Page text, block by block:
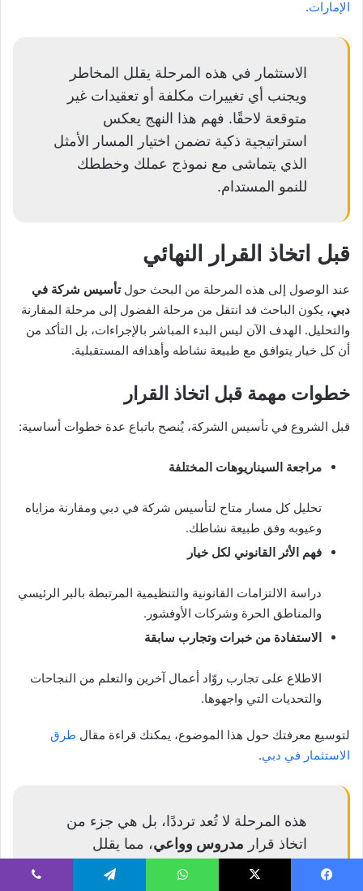
الإمارات.
الاستثمار في هذه المرحلة يقلل المخاطر
ويجنب أي تغييرات مكلفة أو تعقيدات غير
متوقعة لاحقًا. فهم هذا النهج يعكس
استراتيجية ذكية تضمن اختيار المسار الأمثل
الذي يتماشى مع نموذج عملك وخططك
للنمو المستدام.
قبل اتخاذ القرار النهائي
عند الوصول إلى هذه المرحلة من البحث حولتأسيس شركة في
دبي، يكون الباحث قد انتقل من مرحلة الفضول إلى مرحلة المقارنة
والتحليل. الهدف الآن ليس البدء المباشر بالإجراءات، بل التأكد من
أن كل خيار يتوافق مع طبيعة نشاطه وأهدافه المستقبلية.
خطوات مهمة قبل اتخاذ القرار
قبل الشروع في تأسيس الشركة، يُنصح باتباع عدة خطوات أساسية:
مراجعة السيناريوهات المختلفة
تحليل كل مسار متاح لتأسيس شركة في دبي ومقارنة مزاياه
وعيوبه وفق طبيعة نشاطك.
فهم الأثر القانوني لكل خيار
دراسة الالتزامات القانونية والتنظيمية المرتبطة بالبر الرئيسي
والمناطق الحرة وشركات الأوفشور.
الاستفادة من خبرات وتجارب سابقة
الاطلاع على تجارب روّاد أعمال آخرين والتعلم من النجاحات
والتحديات التي واجهوها.
لتوسيع معرفتك حول هذا الموضوع، يمكنك قراءة مقال طرق
الاستثمار في دبي.
هذه المرحلة لا تُعد ترددًا، بل هي جزء من
اتخاذ قرار مدروس وواعي، مما يقلل
المخاطر ويزيد فرص نجاح المشروع على